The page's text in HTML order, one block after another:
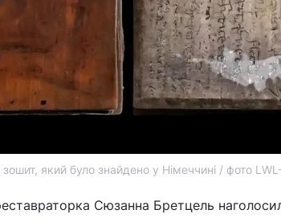
зошит, який було знайдено у Німеччині / фото
Сюзанна Бретцель